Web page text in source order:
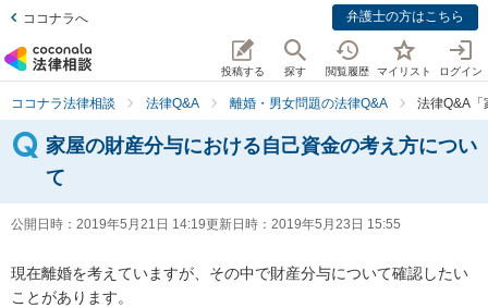
ココナラへ 弁護士の方はこちら
投稿する 探す 閲覧履歴 マイリスト ログイン
ココナラ法律相談 法律Q&A 離婚・男女問題の法律Q&A 法律Q&A
家屋の財産分与における自己資金の考え方につい
て
公開日時： 2019年5月21日 14:19更新日時： 2019年5月23日 15:55
現在離婚を考えていますが、その中で財産分与について確認したい
ことがあります。